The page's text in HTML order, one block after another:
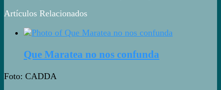
Artículos Relacionados
Que Maratea no nos confunda
Foto: CADDA